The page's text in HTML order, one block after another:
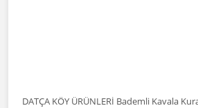
DATÇA KÖY ÜRÜNLERİ Bademli Kavala